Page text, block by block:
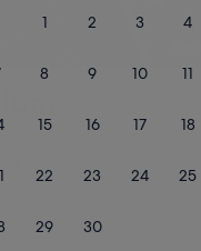
1 2 3 4
8 9 10 11
15 16 17 18
22 23 24 25
29 30